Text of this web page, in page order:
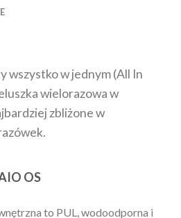
wszystko w jednym (All In
wielorazowa w
zbliżone w
OS
to PUL, wodoodporna i